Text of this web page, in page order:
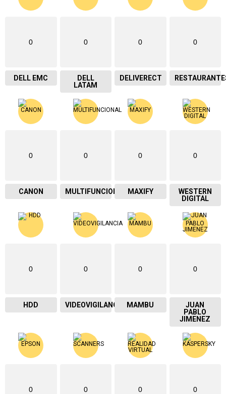
0
DELL EMC
0
DELL
LATAM
0
DELIVERECT
0
0
CANON
0
MULTIFUNCIONAL
0
MAXIFY
0
WESTERN
DIGITAL
0
HDD
0
VIDEOVIGILANCIA
0
MAMBU
0
JUAN
PABLO
JIMENEZ
0 0 0 0